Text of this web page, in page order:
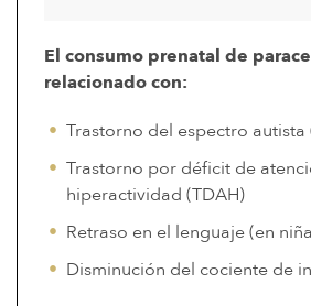
El consumo prenatal de
relacionado con:
Trastorno del espectro autista
Trastorno por déficit de
hiperactividad (TDAH)
Retraso en el lenguaje (en
Disminución del cociente de